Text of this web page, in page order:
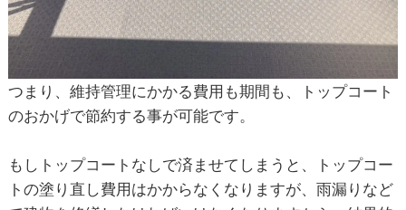
つまり、維持管理にかかる費用も期間も、トップコート
のおかげで節約する事が可能です。
もしトップコートなしで済ませてしまうと、トップコー
トの塗り直し費用はかからなくなりますが、雨漏りなど